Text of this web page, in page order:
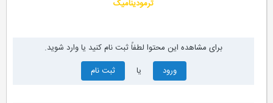
ترمودینامیک
برای مشاهده این محتوا لطفاً ثبت نام کنید یا وارد شوید.
ورود
ثبت نام